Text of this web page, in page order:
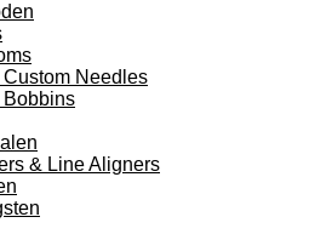
Needles
Bobbins
& Line Aligners